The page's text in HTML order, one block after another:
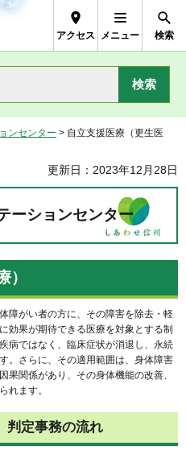
アクセス メニュー 検索
ンセンター > 自立支援医療（更生医
更新日：2023年12月28日
ーションセンター
）
障がい者の方に、その障害を除去・軽
効果が期待できる医療を対象とする制
病ではなく、臨床症状が消退し、永続
。さらに、その適用範囲は、身体障害
果関係があり、その身体機能の改善、
れます。
判定事務の流れ